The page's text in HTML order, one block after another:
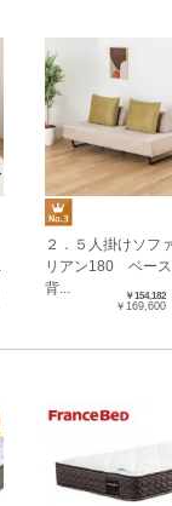
２．５人掛けソ
リアン180 ベー
背...
￥154,182
￥169,600